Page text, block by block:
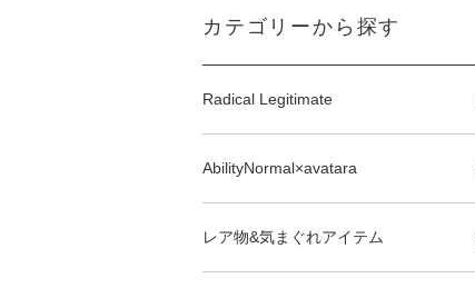
カテゴリーから探す
Radical Legitimate
AbilityNormal×avatara
レア物&気まぐれアイテム